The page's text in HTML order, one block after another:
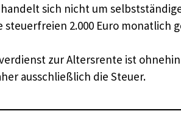
handelt sich nicht um
steuerfreien 2.000 Euro
zur Altersrente ist
ausschließlich die Steuer.